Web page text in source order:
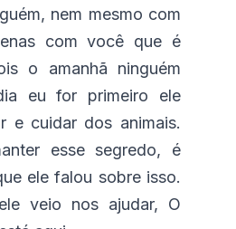
nem mesmo com
com você que é
o amanhã ninguém
eu for primeiro ele
e cuidar dos animais.
esse segredo, é
ele falou sobre isso.
veio nos ajudar, O